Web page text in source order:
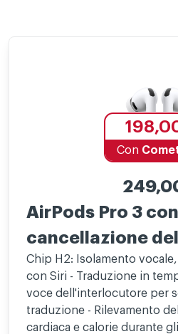
Con
AirPods Pro 3 con
cancellazione
Chip H2: Isolamento
con Siri - Traduzione in
voce dell'interlocutore per
traduzione - Rilevamento
cardiaca e calorie durante gli